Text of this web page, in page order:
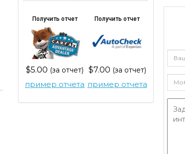
Получить отчет
$5.00 (за отчет)
пример отчета
Получить отчет
$7.00 (за отчет)
пример отчета